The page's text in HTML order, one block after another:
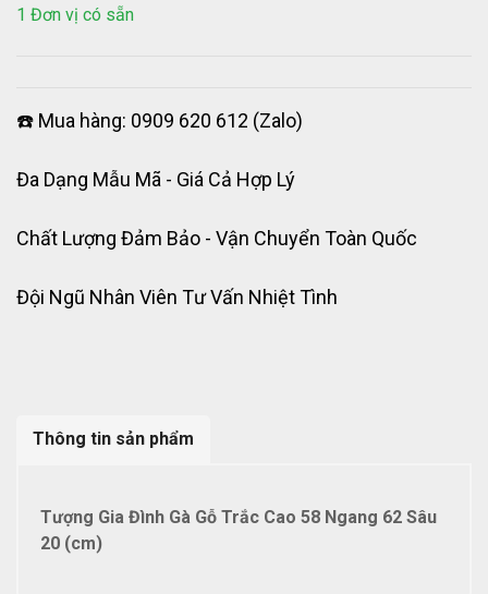
1 Đơn vị có sẵn
☎️ Mua hàng: 0909 620 612 (Zalo)
Đa Dạng Mẫu Mã - Giá Cả Hợp Lý
Chất Lượng Đảm Bảo - Vận Chuyển Toàn Quốc
Đội Ngũ Nhân Viên Tư Vấn Nhiệt Tình
Thông tin sản phẩm
Tượng Gia Đình Gà Gỗ Trắc Cao 58 Ngang 62 Sâu
20 (cm)